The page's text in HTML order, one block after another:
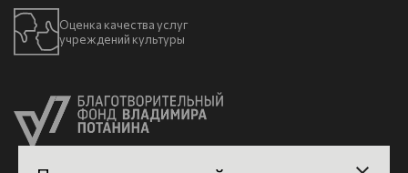
Оценка качества услуг
учреждений культуры